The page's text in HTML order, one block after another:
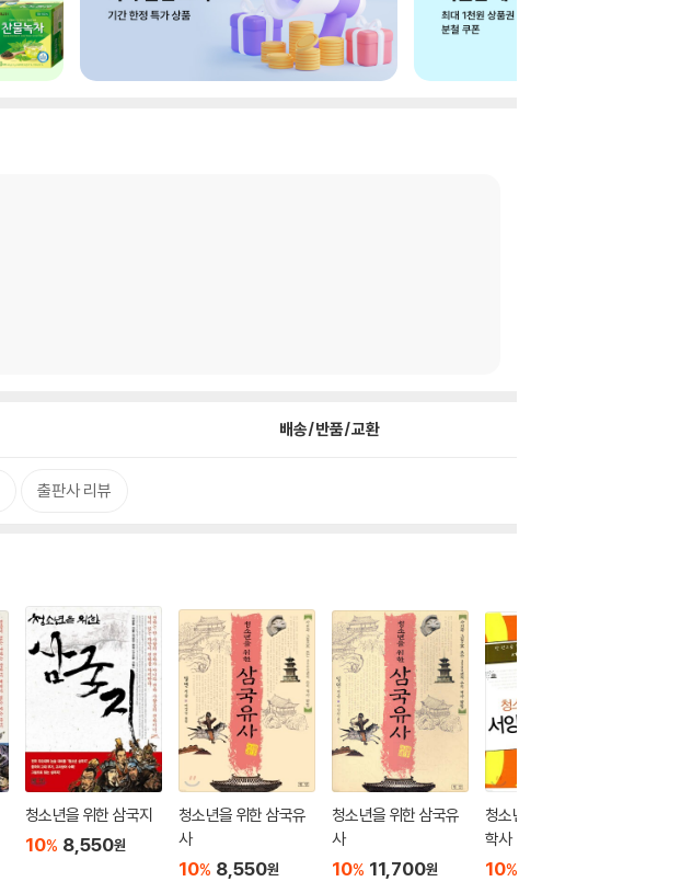
배송/반품/교환
출판사 리뷰
청소년을 위한 삼국지
10% 8,550원
청소년을 위한 삼국유
사
10% 8,550원
청소년을 위한 삼국유
사
10% 11,700원
청소년을 위한 서양철
학사
10%